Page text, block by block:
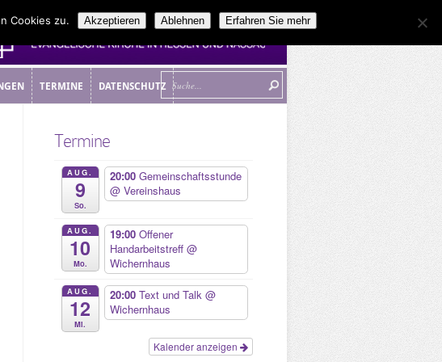
TERMINE DATENSCHUTZ
Termine
AUG.
9
So.
20:00 Gemeinschaftsstunde
@ Vereinshaus
AUG.
10
Mo.
19:00 Offener
Handarbeitstreff @
Wichernhaus
AUG.
12
Mi.
20:00 Text und Talk @
Wichernhaus
Kalender anzeigen
Cookies zu. Akzeptieren Ablehnen Erfahren Sie mehr